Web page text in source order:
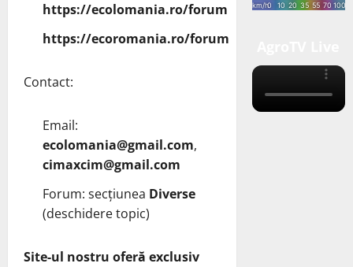
https://ecolomania.ro/forum
https://ecoromania.ro/forum
Contact:
Email:
ecolomania@gmail.com,
cimaxcim@gmail.com
Forum: secțiunea Diverse
(deschidere topic)
Site‑ul nostru oferă exclusiv